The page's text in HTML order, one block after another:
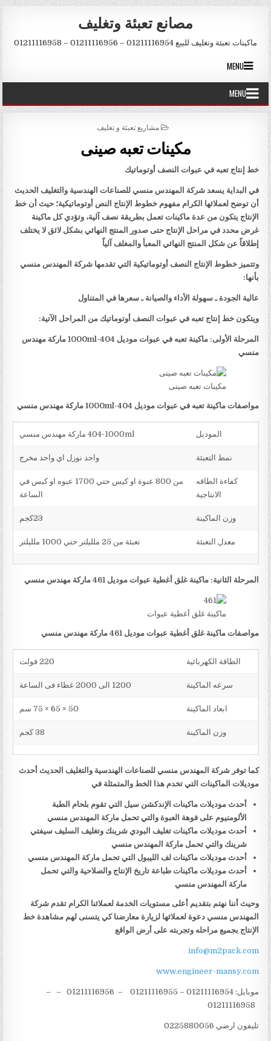
Skip to content
مصانع تعبئة وتغليف
ماكينات تعبئة وتغليف للبيع 01211116954 – 01211116956 – 01211116958
MENU
MENU
POSTED IN
مشاريع تعبئة و تغليف
مكينات تعبه صينى
خط إنتاج تعبه في عبوات النصف أوتوماتيك
في البداية يسعد شركة المهندس منسي للصناعات الهندسية والتغليف الحديث
أن توضح لعملائها الكرام مفهوم خطوط الإنتاج النص أوتوماتيكية؛ حيث أن خط
الإنتاج يتكون من عدة ماكينات تعمل بطريقة نصف آلية، وتؤدي كل ماكينة
غرض محدد في مراحل الإنتاج حتى صدور المنتج النهائي بشكل لائق لا يختلف
إطلاقاً عن شكل المنتج النهائي المعبأ والمغلف آلياً
وتتميز خطوط الإنتاج النصف أوتوماتيكية التي تقدمها شركة المهندس منسي
بأنها:
عالية الجودة ـ سهولة الأداء والصيانة ـ سعرها في المتناول
ويتكون خط إنتاج تعبه في عبوات النصف أوتوماتيك من المراحل الآتية:
المرحلة الأولى: ماكينة تعبه في عبوات موديل 404-1000ml
ماركة مهندس
منسي
مكينات تعبه صينى
مواصفات ماكينة تعبه في عبوات موديل 404-1000ml ماركة مهندس منسي
الموديل 404-1000ml ماركة مهندس منسي
نمط التعبئة واحد نوزل اي واحد مخرج
كفاءة الطاقه
الانتاجية
من 800 عبوة او كيس حتي 1700 عبوه او كيس في
الساعة
وزن الماكينة
معدل التعبئة تعبئة من 25 ملليلتر حتي 1000 ملليلتر
المرحلة الثانية: ماكينة غلق أغطية عبوات موديل 461 ماركة مهندس منسي
ماكينة غلق أغطية عبوات
مواصفات ماكينة غلق أغطية عبوات موديل 461 ماركة مهندس منسي
الطاقة الكهربائية 220 فولت
سرعه الماكينة 1200 الى 2000 غطاء فى الساعة
ابعاد الماكينة 50 × 65 × 75 سم
وزن الماكينة 38 كجم
كما توفر شركة المهندس منسي للصناعات الهندسية والتغليف الحديث أحدث
موديلات الماكينات التي تخدم هذا الخط والمتمثلة في
أحدث موديلات ماكينات الإندكشن سيل التي تقوم بلحام الطبة
الألومنيوم على فوهة العبوة والتي تحمل ماركة المهندس منسي
أحدث موديلات ماكينات تغليف البودي شرينك وتغليف السليف سيفتي
شرينك والتي تحمل ماركة المهندس منسي
أحدث موديلات ماكينات لف الليبول التي تحمل ماركة المهندس منسي
أحدث موديلات ماكينات طباعة تاريخ الإنتاج والصلاحية والتي تحمل
ماركة المهندس منسي
وحيث أننا نهتم بتقديم أعلى مستويات الخدمة لعملائنا الكرام تقدم شركة
المهندس منسي دعوة لعملائها لزيارة معارضنا كي يتسنى لهم مشاهدة خط
الإنتاج بجميع مراحله وتجربته على أرض الواقع
info@m2pack.com
www.engineer-mansy.com
موبايل: 01211116954 – 01211116955 – 01211116956 – –
تليفون ارضي 0225880056